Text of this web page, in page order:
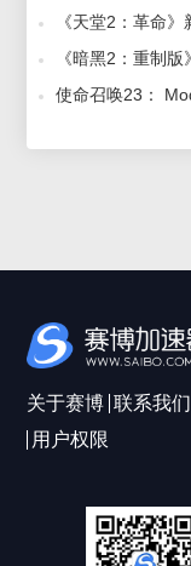
关于赛博 联系我们
用户权限